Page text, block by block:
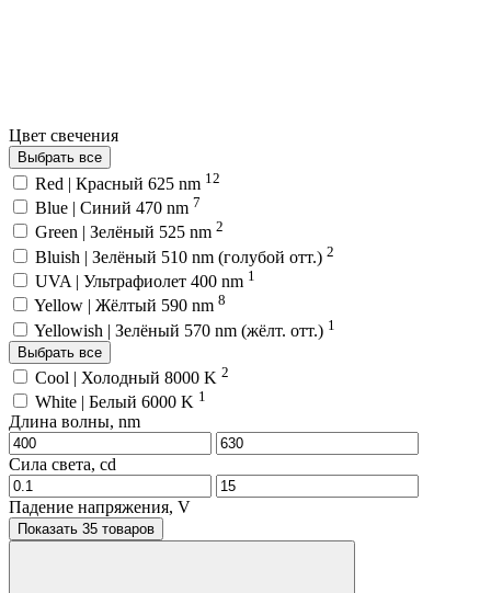
Цвет свечения
Выбрать все
Red | Красный 625 nm 12
Blue | Синий 470 nm 7
Green | Зелёный 525 nm 2
Bluish | Зелёный 510 nm (голубой отт.) 2
UVA | Ультрафиолет 400 nm 1
Yellow | Жёлтый 590 nm 8
Yellowish | Зелёный 570 nm (жёлт. отт.) 1
Выбрать все
Cool | Холодный 8000 K 2
White | Белый 6000 K 1
Длина волны, nm
Сила света, cd
Падение напряжения, V
Показать 35 товаров